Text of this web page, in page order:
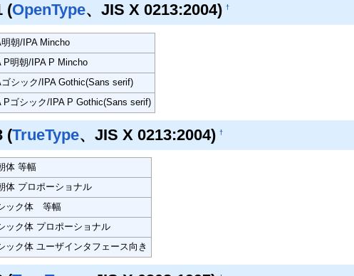
(OpenType、JIS X 0213:2004) †
明朝/IPA Mincho
P明朝/IPA P Mincho
ゴシック/IPA Gothic(Sans serif)
Pゴシック/IPA P Gothic(Sans serif)
(TrueType、JIS X 0213:2004) †
体 等幅
体 プロポーショナル
ック体 等幅
ック体 プロポーショナル
ック体 ユーザインタフェース向き